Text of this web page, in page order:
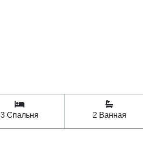
3 Спальня 2 Ванная